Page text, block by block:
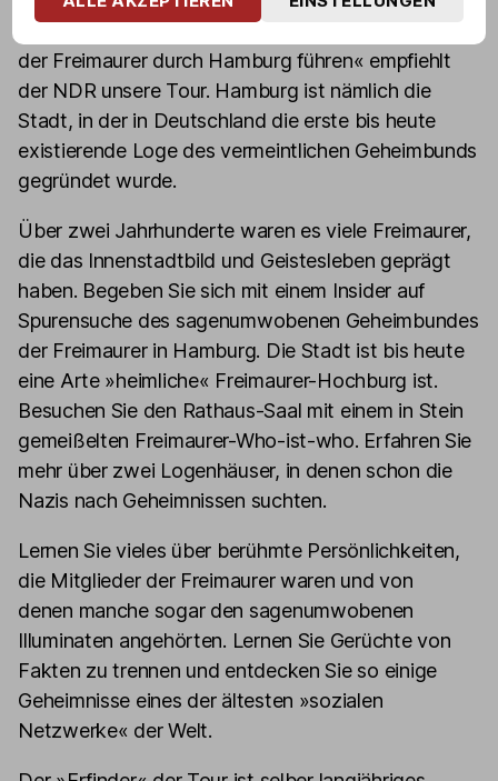
der Freimaurer durch Hamburg führen« empfiehlt
der NDR unsere Tour. Hamburg ist nämlich die
Stadt, in der in Deutschland die erste bis heute
existierende Loge des vermeintlichen Geheimbunds
gegründet wurde.
Über zwei Jahrhunderte waren es viele Freimaurer,
die das Innenstadtbild und Geistesleben geprägt
haben. Begeben Sie sich mit einem Insider auf
Spurensuche des sagenumwobenen Geheimbundes
der Freimaurer in Hamburg. Die Stadt ist bis heute
eine Arte »heimliche« Freimaurer-Hochburg ist.
Besuchen Sie den Rathaus-Saal mit einem in Stein
gemeißelten Freimaurer-Who-ist-who. Erfahren Sie
mehr über zwei Logenhäuser, in denen schon die
Nazis nach Geheimnissen suchten.
Lernen Sie vieles über berühmte Persönlichkeiten,
die Mitglieder der Freimaurer waren und von
denen manche sogar den sagenumwobenen
Illuminaten angehörten. Lernen Sie Gerüchte von
Fakten zu trennen und entdecken Sie so einige
Geheimnisse eines der ältesten »sozialen
Netzwerke« der Welt.